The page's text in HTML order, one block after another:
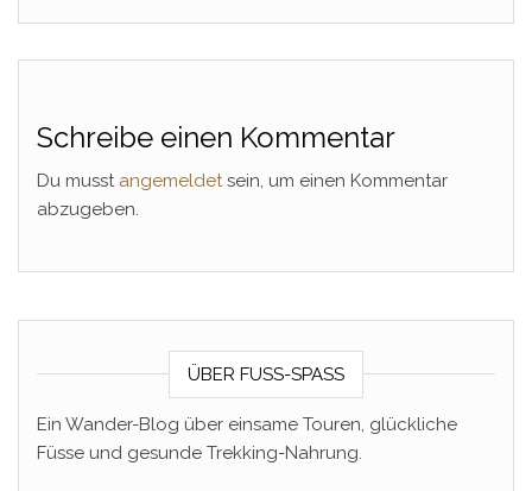
Schreibe einen Kommentar
Du musst angemeldetsein, um einen Kommentar
abzugeben.
ÜBER FUSS-SPASS
Ein Wander-Blog über einsame Touren, glückliche
Füsse und gesunde Trekking-Nahrung.